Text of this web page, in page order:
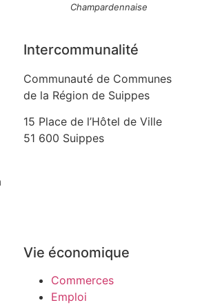
Champardennaise
Intercommunalité
Communauté de Communes
de la Région de Suippes
15 Place de l’Hôtel de Ville
51 600 Suippes
Vie économique
Commerces
Emploi